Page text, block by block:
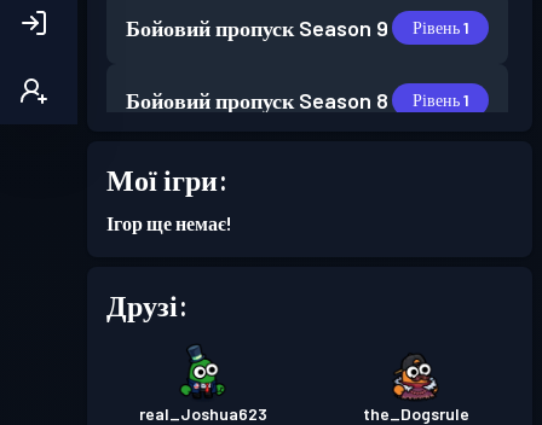
Бойовий пропуск Season 9 Рівень 1
Бойовий пропуск Season 8 Рівень 1
Мої ігри:
Ігор ще немає!
Друзі:
real_Joshua623 the_Dogsrule